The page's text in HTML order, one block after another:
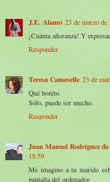
J.E. Alamo 23 de marzo de
¡Cuánta añoranza! Y
Responder
Teresa Cameselle 23 de
Qué bonito.
Sólo, puede ser mucho.
Responder
Juan Manuel Rodríguez de
18:59
Me imagino a tu marido
pantalla del ordenador,